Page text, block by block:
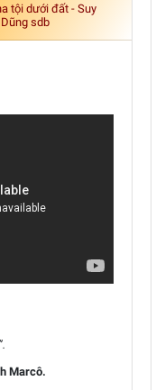
tội dưới đất - Suy
sdb
Marcô.